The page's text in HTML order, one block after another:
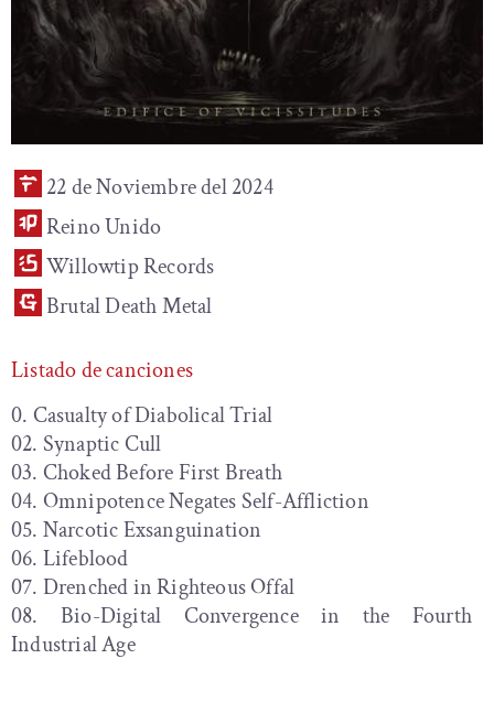
22 de Noviembre del 2024
Reino Unido
Willowtip Records
Brutal Death Metal
Listado de canciones
0. Casualty of Diabolical Trial
02. Synaptic Cull
03. Choked Before First Breath
04. Omnipotence Negates Self-Affliction
05. Narcotic Exsanguination
06. Lifeblood
07. Drenched in Righteous Offal
08. Bio-Digital Convergence in the Fourth
Industrial Age